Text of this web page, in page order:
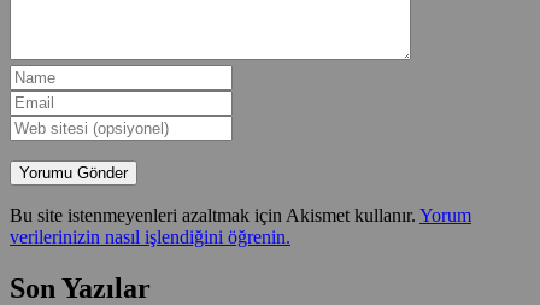
Bu site istenmeyenleri azaltmak için Akismet kullanır. Yorum
verilerinizin nasıl işlendiğini öğrenin.
Son Yazılar